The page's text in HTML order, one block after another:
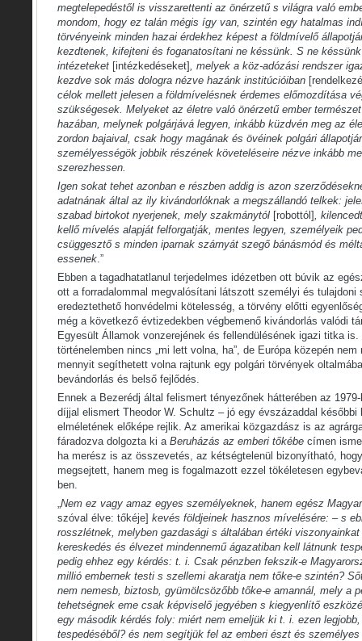
megtelepedéstől is visszarettenti az önérzetű s világra való
mondom, hogy ez talán mégis így van, szintén egy hatalmas
törvényeink minden hazai érdekhez képest a földmívelő
kezdtenek, kifejteni és foganatosítani ne késsünk. S ne
intézeteket [intézkedéseket]
, melyek a köz-adózási rendszer
kezdve sok más dologra nézve hazánk institúcióiban
célok mellett jelesen a földmívelésnek érdemes előmozdítása
szükségesek. Melyeket az életre való önérzetű ember
hazában, melynek polgárjává legyen, inkább küzdvén meg az
zordon bajaival, csak hogy magának és övéinek polgári
személyességök jobbik részének követeléseire nézve inkább
szerezhessen.
Igen sokat tehet azonban e részben addig is azon
adatnának által az ily kivándorlóknak a megszállandó telkek:
szabad birtokot nyerjenek, mely szakmánytól [robottól]
,
kellő mívelés alapját felforgatják, mentes legyen, személyeik
csüggesztő s minden iparnak szárnyát szegő bánásmód és
essenek .”
Ebben a tagadhatatlanul terjedelmes idézetben ott búvik az
ott a forradalommal megvalósítani látszott személyi és tulajdoni
eredeztethető honvédelmi kötelesség, a törvény előtti
még a következő évtizedekben végbemenő kivándorlás valódi
Egyesült Államok vonzerejének és fellendülésének igazi titka
történelemben nincs „mi lett volna, ha”, de Európa közepén nem
mennyit segíthetett volna rajtunk egy polgári törvények
bevándorlás és belső fejlődés.
Ennek a Bezerédj által felismert tényezőnek hátterében az
díjjal elismert Theodor W. Schultz – jó egy évszázaddal
elméletének előképe rejlik. Az amerikai közgazdász is az
fáradozva dolgozta ki a Beruházás az emberi tőkébe címen
ha merész is az összevetés, az kétségtelenül bizonyítható,
megsejtett, hanem meg is fogalmazott ezzel tökéletesen
ben.
Nem ez vagy amaz egyes személyeknek, hanem egész
szóval élve: tőkéje] kevés földjeinek hasznos mívelésére: – s
rosszlétnek, melyben gazdasági s általában értéki
kereskedés és élvezet mindennemű ágazatiban kell látnunk
pedig ehhez egy kérdés: t. i. Csak pénzben fekszik-e
millió embernek testi s szellemi akaratja nem tőke-e szintén?
nem nemesb, biztosb, gyümölcsözőbb tőke-e amannál, mely a
tehetségnek eme csak képviselő jegyében s kiegyenlítő
egy második kérdés foly: miért nem emeljük ki t. i. ezen
tespedéséből? és nem segítjük fel az emberi észt és